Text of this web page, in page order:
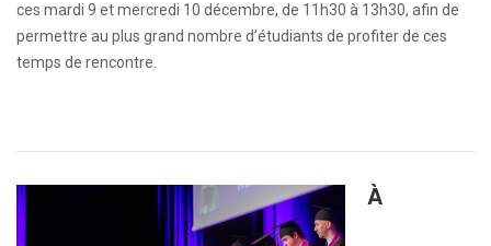
ces mardi 9 et mercredi 10 décembre, de 11h30 à 13h30, afin de
permettre au plus grand nombre d’étudiants de profiter de ces
temps de rencontre.
À